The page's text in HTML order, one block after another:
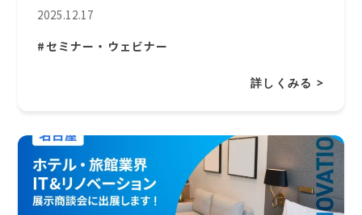
2025.12.17
#セミナー・ウェビナー
詳しくみる >